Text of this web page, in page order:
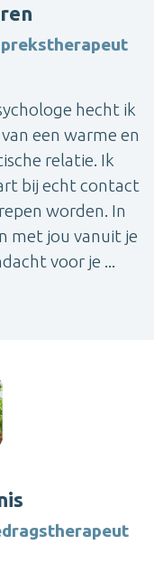
hecht ik
een warme en
relatie. Ik
bij echt contact
worden. In
met jou vanuit je
voor je ...